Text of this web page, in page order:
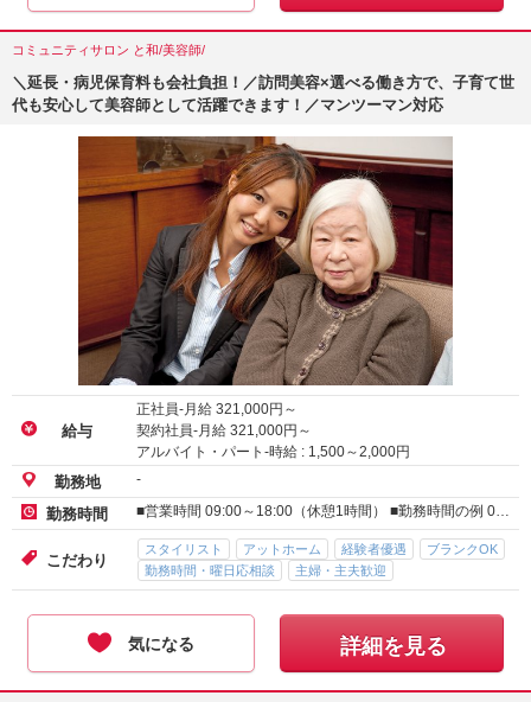
コミュニティサロン と和/美容師/
＼延長・病児保育料も会社負担！／訪問美容×選べる働き方で、子育て世
代も安心して美容師として活躍できます！／マンツーマン対応
給与
正社員-月給 321,000円～
契約社員-月給 321,000円～
アルバイト・パート-時給 : 1,500～2,000円
勤務地 -
勤務時間 ■営業時間 09:00～18:00（休憩1時間） ■勤務時間の例 0…
こだわり
スタイリスト アットホーム 経験者優遇
ブランクOK
勤務時間・曜日応相談
主婦・主夫歓迎
気になる 詳細を見る